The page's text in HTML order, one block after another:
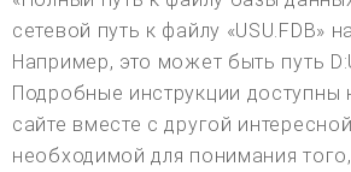
сетевой путь к файлу «USU.FDB»
Например, это может быть путь
Подробные инструкции
сайте вместе с другой
необходимой для понимания